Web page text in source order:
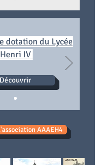
dotation du Lycée
Henri IV
Découvrir
AAAEH4